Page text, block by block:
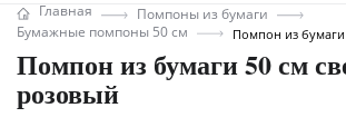
Главная
Помпоны из бумаги
Бумажные помпоны 50 см
Помпон из бумаги
Помпон из бумаги 50 см
розовый